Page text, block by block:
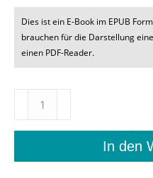
Dies ist ein E-Book im EPUB
brauchen für die Darstellung
einen PDF-Reader.
In den